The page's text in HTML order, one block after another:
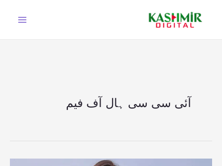
آئی سی سی ہال آف فیم